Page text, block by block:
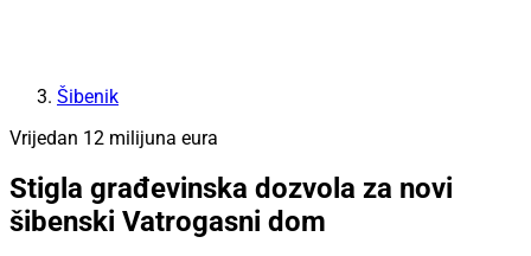
Šibenik
Vrijedan 12 milijuna eura
Stigla građevinska dozvola za novi
šibenski Vatrogasni dom